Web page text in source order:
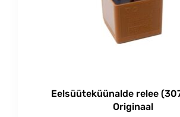
Eelsüüteküünalde relee
Originaal